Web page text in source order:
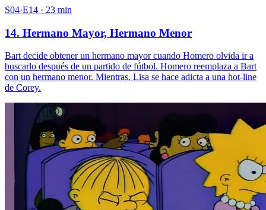
S04·E14 · 23 min
14. Hermano Mayor, Hermano Menor
Bart decide obtener un hermano mayor cuando Homero olvida ir a
buscarlo después de un partido de fútbol. Homero reemplaza a Bart
con un hermano menor. Mientras, Lisa se hace adicta a una hot-line
de Corey.